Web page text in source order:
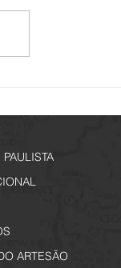
ARTESÃO